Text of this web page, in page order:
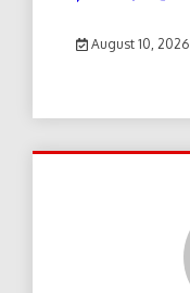
August 10, 2026